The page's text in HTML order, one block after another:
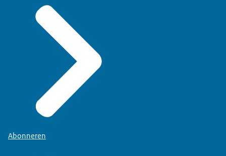
Abonneren